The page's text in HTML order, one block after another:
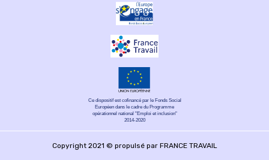
Ce dispositif est cofinancé par le Fonds Social
Européen dans le cadre du Programme
opérationnel national "Emploi et inclusion"
2014-2020
Copyright 2021 © propulsé par FRANCE TRAVAIL